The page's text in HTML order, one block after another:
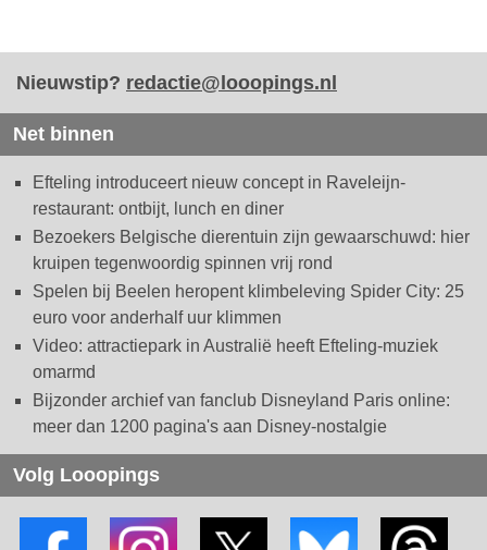
Nieuwstip? redactie@looopings.nl
Net binnen
Efteling introduceert nieuw concept in Raveleijn-
restaurant: ontbijt, lunch en diner
Bezoekers Belgische dierentuin zijn gewaarschuwd: hier
kruipen tegenwoordig spinnen vrij rond
Spelen bij Beelen heropent klimbeleving Spider City: 25
euro voor anderhalf uur klimmen
Video: attractiepark in Australië heeft Efteling-muziek
omarmd
Bijzonder archief van fanclub Disneyland Paris online:
meer dan 1200 pagina's aan Disney-nostalgie
Volg Looopings